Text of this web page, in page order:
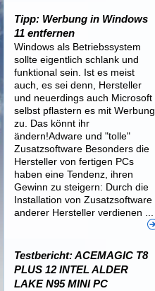
Tipp: Werbung in Windows
11 entfernen
Windows als Betriebssystem
sollte eigentlich schlank und
funktional sein. Ist es meist
auch, es sei denn, Hersteller
und neuerdings auch Microsoft
selbst pflastern es mit Werbung
zu. Das könnt ihr
ändern!Adware und "tolle"
Zusatzsoftware Besonders die
Hersteller von fertigen PCs
haben eine Tendenz, ihren
Gewinn zu steigern: Durch die
Installation von Zusatzsoftware
anderer Hersteller verdienen ...
Testbericht: ACEMAGIC T8
PLUS 12 INTEL ALDER
LAKE N95 MINI PC